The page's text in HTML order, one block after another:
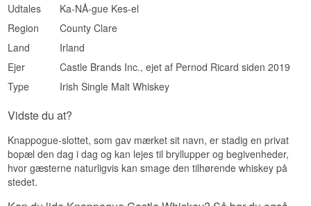
middelalderslot i County Clare i Irland, opført i
Se hele vores udvalg af
Udtales
Ka-NÅ-gue Kes-el
Region
County Clare
Land
Irland
Ejer
Castle Brands Inc., ejet af Pernod Ricard siden 2019
Type
Irish Single Malt Whiskey
Vidste du at?
Knappogue-slottet, som gav mærket sit navn, er stadig en privat
bopæl den dag i dag og kan lejes til bryllupper og begivenheder,
hvor gæsterne naturligvis kan smage den tilhørende whiskey på
stedet.